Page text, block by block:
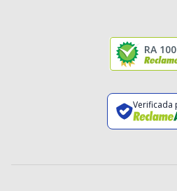
RA
Verificada